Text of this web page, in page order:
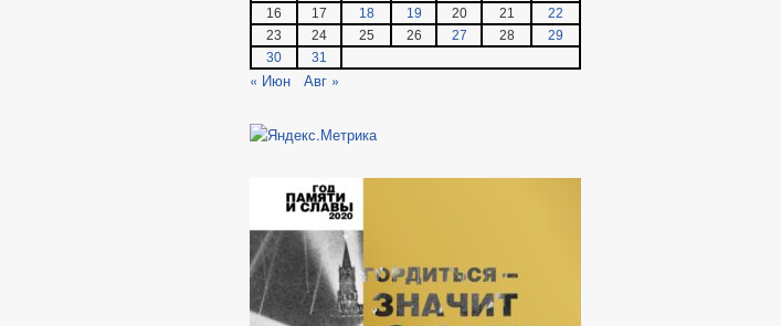
16
17 18 19 20 21
22
23
24 25 26 27 28
29
30
31
« Июн Авг »